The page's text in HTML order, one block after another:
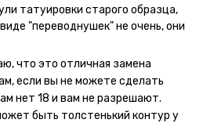
оставшийся контур.
татуировки старого образца,
"переводнушек" не очень, они
не те темнели, а после душа
сделала фризби дог и он
все ещё держится!! ну а 4 звезды
много переводных
что это отличная замена
если вы не можете сделать
нет 18 и вам не разрешают.
быть толстенький контур у